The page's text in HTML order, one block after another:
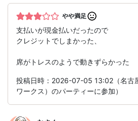
やや満足
支払いが現金払いだったので
クレジットでしまかった、
席がトレスのようで動きずらかった
投稿日時：2026-07-05 13:02（名古
ワークス）のパーティーに参加）